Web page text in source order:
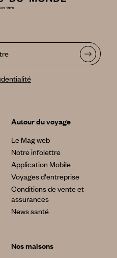
Autour du voyage
Le Mag web
Notre infolettre
Application Mobile
Voyages d'entreprise
Conditions de vente et
assurances
News santé
Nos maisons